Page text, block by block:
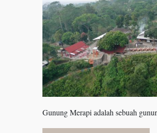
Gunung Merapi adalah sebuah